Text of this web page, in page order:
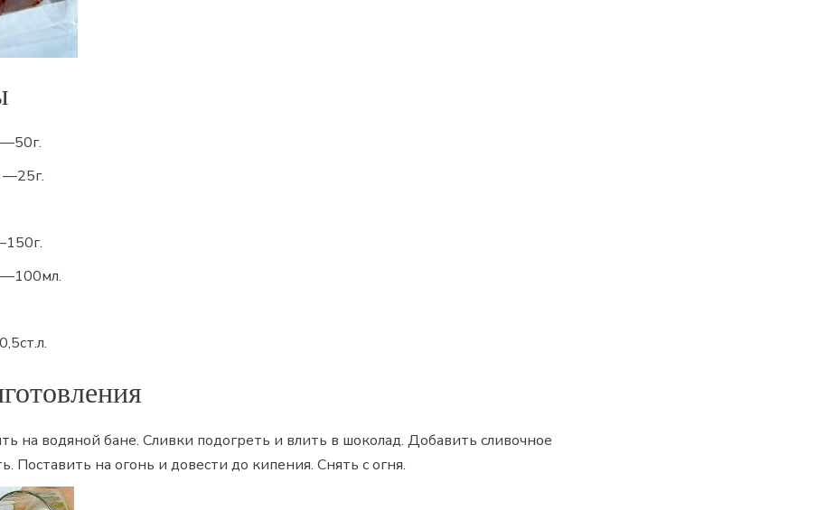
—50г.
—25г.
150г.
—100мл.
0,5ст.л.
на водяной бане. Сливки подогреть и влить в шоколад. Добавить сливочное
Поставить на огонь и довести до кипения. Снять с огня.